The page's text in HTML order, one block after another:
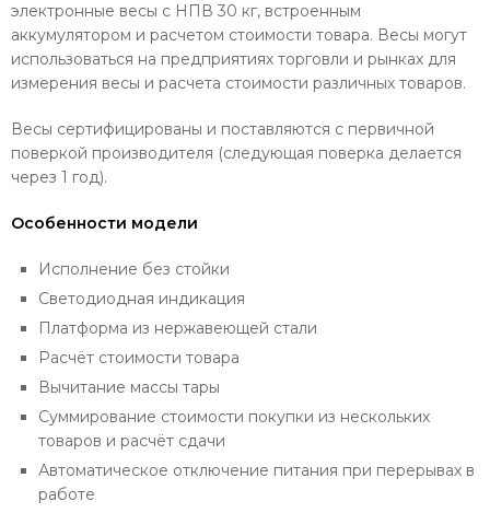
электронные весы с НПВ 30 кг, встроенным
аккумулятором и расчетом стоимости товара. Весы могут
использоваться на предприятиях торговли и рынках для
измерения весы и расчета стоимости различных товаров.
Весы сертифицированы и поставляются с первичной
поверкой производителя (следующая поверка делается
через 1 год).
Особенности модели
Исполнение без стойки
Светодиодная индикация
Платформа из нержавеющей стали
Расчёт стоимости товара
Вычитание массы тары
Суммирование стоимости покупки из нескольких
товаров и расчёт сдачи
Автоматическое отключение питания при перерывах в
работе